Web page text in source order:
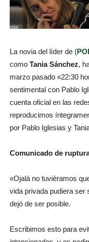
La novia del líder de (
como Tania Sánchez,
marzo pasado «22:30
sentimental con Pablo
cuenta oficial en las
reproducimos
por Pablo Iglesias y
Comunicado de
«Ojalá no tuviéramos
vida privada pudiera ser
dejó de ser posible.
Escribimos esto para